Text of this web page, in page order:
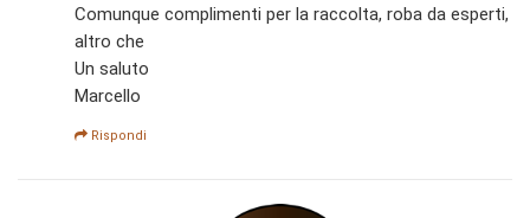
Comunque complimenti per la raccolta, roba da esperti,
altro che
Un saluto
Marcello
Rispondi